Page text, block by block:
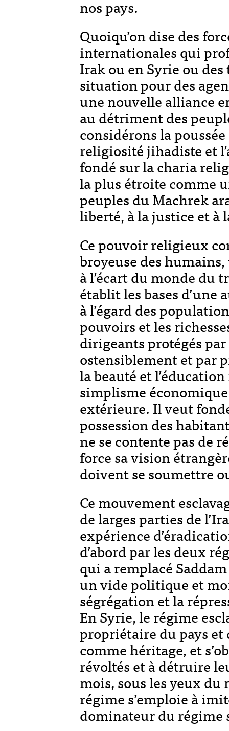
nos pays.
Quoiqu’on dise des
internationales qui
Irak ou en Syrie ou
situation pour des
une nouvelle alliance
au détriment des
considérons la
religiosité jihadiste et
fondé sur la charia
la plus étroite comme
peuples du Machrek
liberté, à la justice et à
Ce pouvoir religieux
broyeuse des
à l’écart du monde du
établit les bases
à l’égard des
pouvoirs et les
dirigeants protégés
ostensiblement et par
la beauté et
simplisme
extérieure. Il veut
possession des
ne se contente pas de
force sa vision
doivent se soumettre
Ce mouvement
de larges parties de
expérience
d’abord par les deux
qui a remplacé
un vide politique et
ségrégation et la
En Syrie, le régime
propriétaire du pays
comme héritage, et
révoltés et à détruire
mois, sous les yeux
régime s’emploie à
dominateur du régime